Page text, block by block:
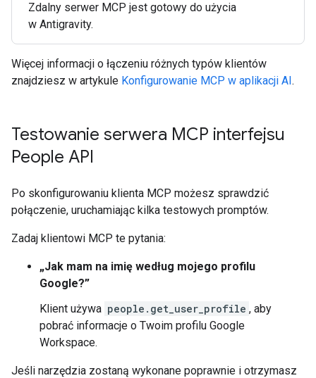
Zdalny serwer MCP jest gotowy do użycia
w Antigravity.
Więcej informacji o łączeniu różnych typów klientów
znajdziesz w artykule Konfigurowanie MCP w aplikacji AI.
Testowanie serwera MCP interfejsu
People API
Po skonfigurowaniu klienta MCP możesz sprawdzić
połączenie, uruchamiając kilka testowych promptów.
Zadaj klientowi MCP te pytania:
„Jak mam na imię według mojego profilu
Google?”
Klient używa people.get_user_profile , aby
pobrać informacje o Twoim profilu Google
Workspace.
Jeśli narzędzia zostaną wykonane poprawnie i otrzymasz